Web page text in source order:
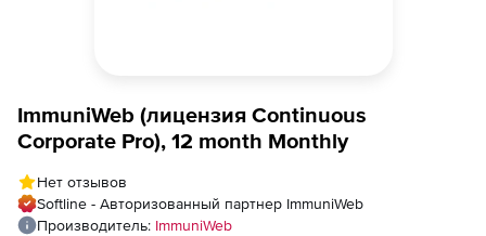
ImmuniWeb (лицензия Continuous
Corporate Pro), 12 month Monthly
Нет отзывов
Softline - Авторизованный партнер ImmuniWeb
Производитель: ImmuniWeb